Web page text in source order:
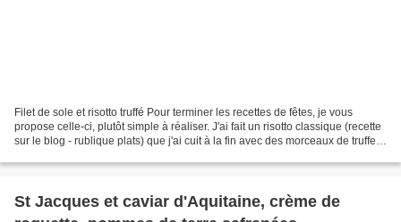
Filet de sole et risotto truffé Pour terminer les recettes de fêtes, je vous
propose celle-ci, plutôt simple à réaliser. J'ai fait un risotto classique (recette
sur le blog - rublique plats) que j'ai cuit à la fin avec des morceaux de truffes.
St Jacques et caviar d'Aquitaine, crème de